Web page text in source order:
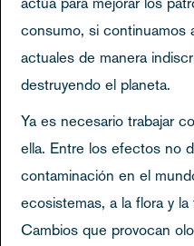
consumo, si continuamos
actuales de manera
destruyendo el planeta.
Ya es necesario trabajar
ella. Entre los efectos no
contaminación en el
ecosistemas, a la flora y
Cambios que provocan